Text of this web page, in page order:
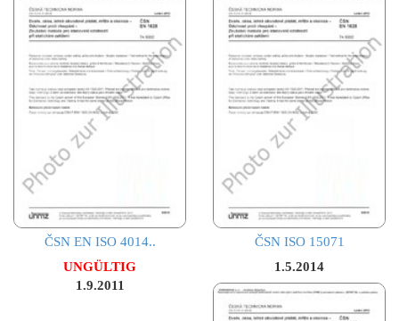
ČSN EN ISO 4014..
UNGÜLTIG
1.9.2011
ČSN ISO 15071
1.5.2014